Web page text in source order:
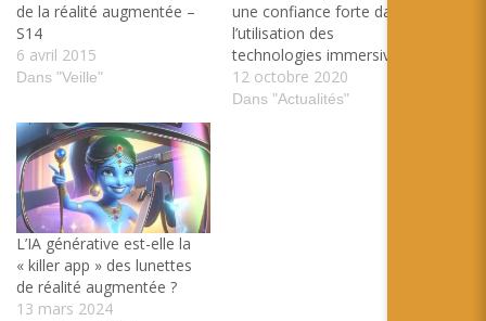
de la réalité augmentée –
S14
6 avril 2015
Dans "Veille"
une confiance forte dans
l’utilisation des
technologies immersives
12 octobre 2020
Dans "Actualités"
L’IA générative est-elle la
« killer app » des lunettes
de réalité augmentée ?
13 mars 2024